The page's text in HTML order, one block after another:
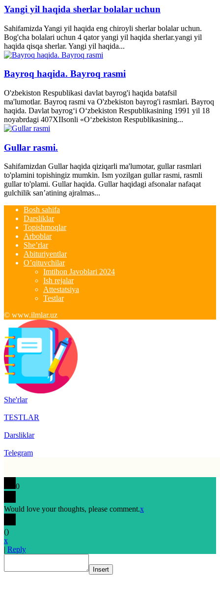
Yangi yil haqida sherlar bolalar uchun
Sahifamizda Yangi yil haqida eng chiroyli sherlar bolalar uchun.
Bog'cha bolalari uchun 4 qator yangi yil haqida sherlar.yangi yil
haqida qisqa sherlar. Yangi yil haqida...
Bayroq haqida. Bayroq rasmi
O'zbekiston Respublikasi davlat bayrog'i haqida batafsil
ma'lumotlar. Bayroq rasmi va O'zbekiston bayrog'i rasmlari. Bayroq
haqida. Davlat bayrog‘i O‘zbekiston Respublikasining 1991 yil 18
noyabrdagi 407­XII­sonli «O‘zbekiston Respublikasining...
Gullar rasmi.
Sahifamizdan Gullar haqida qiziqarli ma'lumotar, gullar rasmlari
to'plamini topishingiz mumkin. Ism yozilgan gullar rasmi, rasmli
gullar to'plami. Gullar haqida. Gullar haqidagi afsonalar nafaqat
gulchilik san’atining ajralmas...
Bosh sahifa
Darsliklar
Topishmoqlar
Arboblar
She’rlar
Abituriyentlar
O’qituvchilar
Imtihon Javoblari 2024
Ish rejalar
Attestatsiya
Testlar
© www.ilmlar.uz
She'rlar
TESTLAR
Darsliklar
Telegram
0
Would love your thoughts, please comment.x
()
x
Reply
Insert